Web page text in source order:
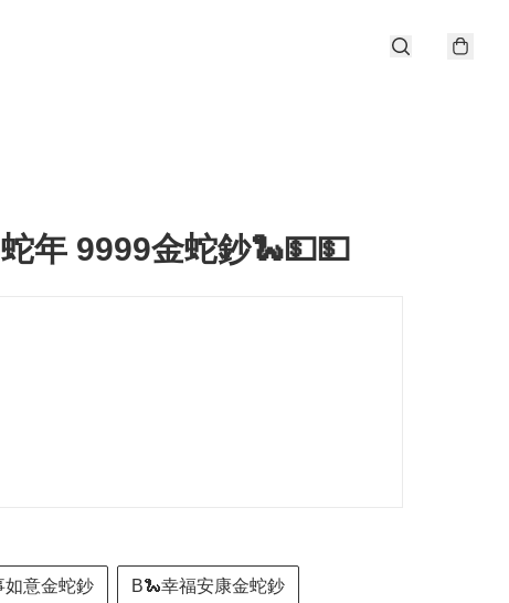
年 9999金蛇鈔🐍💵💵
如意金蛇鈔 B🐍幸福安康金蛇鈔